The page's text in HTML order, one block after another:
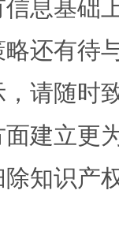
息基础
还有待
请随时
建立更
知识产